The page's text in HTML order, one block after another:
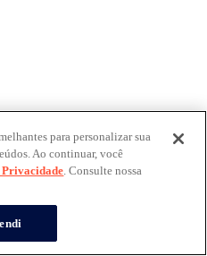
para personalizar sua
Ao continuar, você
. Consulte nossa